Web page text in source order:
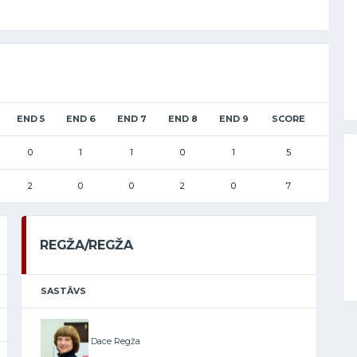
END 5 END 6 END 7 END 8 END 9 SCORE
0 1 1 0 1 5
2 0 0 2 0 7
REGŽA/REGŽA
SASTĀVS
Dace Regža